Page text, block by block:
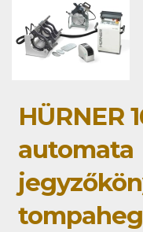
HÜRNER
automata